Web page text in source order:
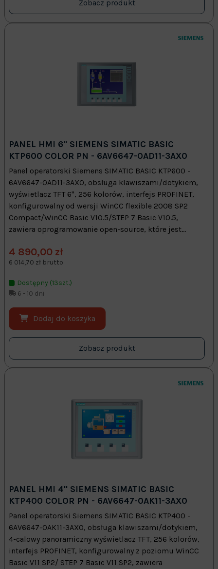
Zobacz produkt
PANEL HMI 6" SIEMENS SIMATIC BASIC
KTP600 COLOR PN - 6AV6647-0AD11-3AX0
Panel operatorski Siemens SIMATIC BASIC KTP600 -
6AV6647-0AD11-3AX0, obsługa klawiszami/dotykiem,
wyświetlacz TFT 6", 256 kolorów, interfejs PROFINET,
konfigurowalny od wersji WinCC flexible 2008 SP2
Compact/WinCC Basic V10.5/STEP 7 Basic V10.5,
zawiera oprogramowanie open-source, które jest...
4 890,00 zł
6 014,70 zł brutto
Dostępny (13szt.)
6 - 10 dni
Dodaj do koszyka
Zobacz produkt
PANEL HMI 4" SIEMENS SIMATIC BASIC
KTP400 COLOR PN - 6AV6647-0AK11-3AX0
Panel operatorski Siemens SIMATIC BASIC KTP400 -
6AV6647-0AK11-3AX0, obsługa klawiszami/dotykiem,
4-calowy panoramiczny wyświetlacz TFT, 256 kolorów,
interfejs PROFINET, konfigurowalny z poziomu WinCC
Basic V11 SP2/ STEP 7 Basic V11 SP2, zawiera